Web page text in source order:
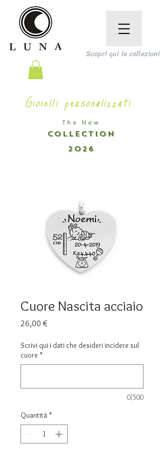
The New
COLLECTION
2026
Scopri qui le collezioni
Gioielli personalizzati
Cuore Nascita acciaio
26,00 €
Scrivi qui i dati che desideri incidere sul
cuore *
0/500
Quantità *